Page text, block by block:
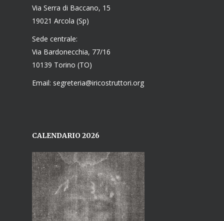
Via Serra di Baccano, 15
19021 Arcola (Sp)
Sede centrale:
Via Bardonecchia, 77/16
10139 Torino (TO)
Email: segreteria@iricostruttori.org
CALENDARIO 2026